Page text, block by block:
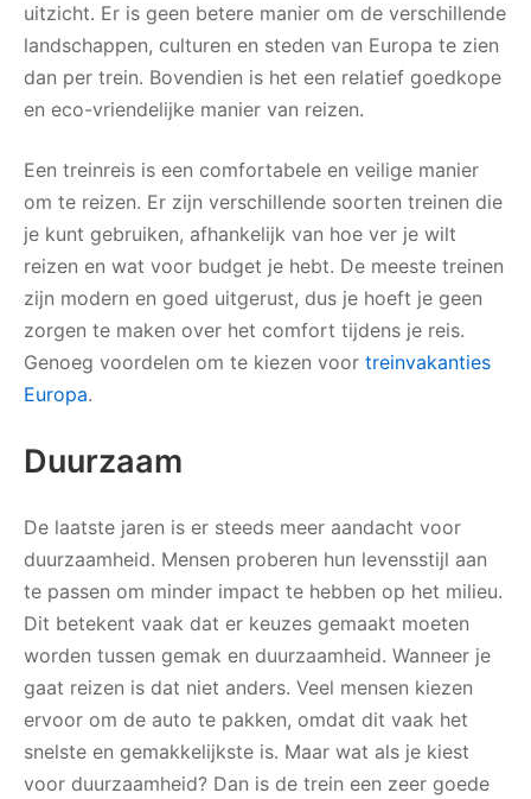
uitzicht. Er is geen betere manier om de verschillende
landschappen, culturen en steden van Europa te zien
dan per trein. Bovendien is het een relatief goedkope
en eco-vriendelijke manier van reizen.
Een treinreis is een comfortabele en veilige manier
om te reizen. Er zijn verschillende soorten treinen die
je kunt gebruiken, afhankelijk van hoe ver je wilt
reizen en wat voor budget je hebt. De meeste treinen
zijn modern en goed uitgerust, dus je hoeft je geen
zorgen te maken over het comfort tijdens je reis.
Genoeg voordelen om te kiezen voor treinvakanties
Europa.
Duurzaam
De laatste jaren is er steeds meer aandacht voor
duurzaamheid. Mensen proberen hun levensstijl aan
te passen om minder impact te hebben op het milieu.
Dit betekent vaak dat er keuzes gemaakt moeten
worden tussen gemak en duurzaamheid. Wanneer je
gaat reizen is dat niet anders. Veel mensen kiezen
ervoor om de auto te pakken, omdat dit vaak het
snelste en gemakkelijkste is. Maar wat als je kiest
voor duurzaamheid? Dan is de trein een zeer goede